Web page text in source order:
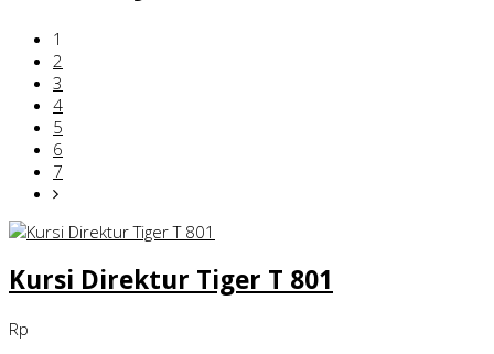
1
2
3
4
5
6
7
Kursi Direktur Tiger T 801
Rp